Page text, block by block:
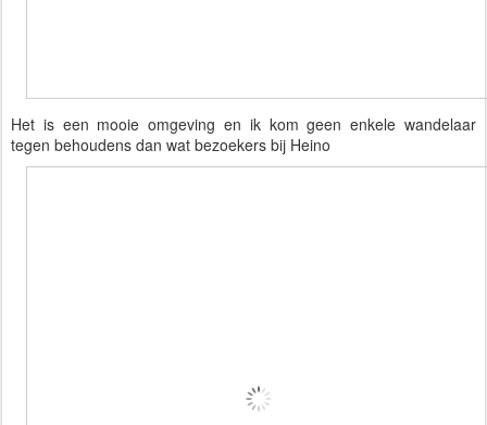
Het is een mooie omgeving en ik kom geen enkele wandelaar
tegen behoudens dan wat bezoekers bij Heino